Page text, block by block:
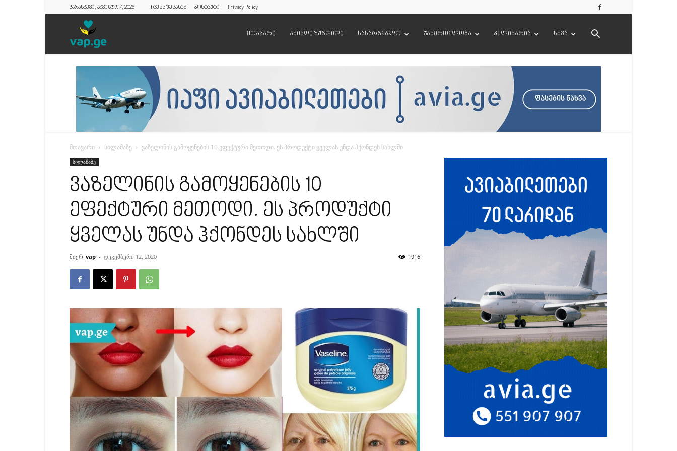
პარასკევი, აგვისტო 7, 2026 ჩვენს შესახებ კონტაქტი Privacy Policy
მთავარი ამინდი ზუგდიდი სასარგებლო ჯანმრთელობა კულინარია სხვა
მთავარი სილამაზე ვაზელინის გამოყენების 10 ეფექტური მეთოდი. ეს პროდუქტი ყველას უნდა ჰქონდეს სახლში
სილამაზე
ვაზელინის გამოყენების 10
ეფექტური მეთოდი. ეს პროდუქტი
ყველას უნდა ჰქონდეს სახლში
მიერ vap - დეკემბერი 12, 2020 1916